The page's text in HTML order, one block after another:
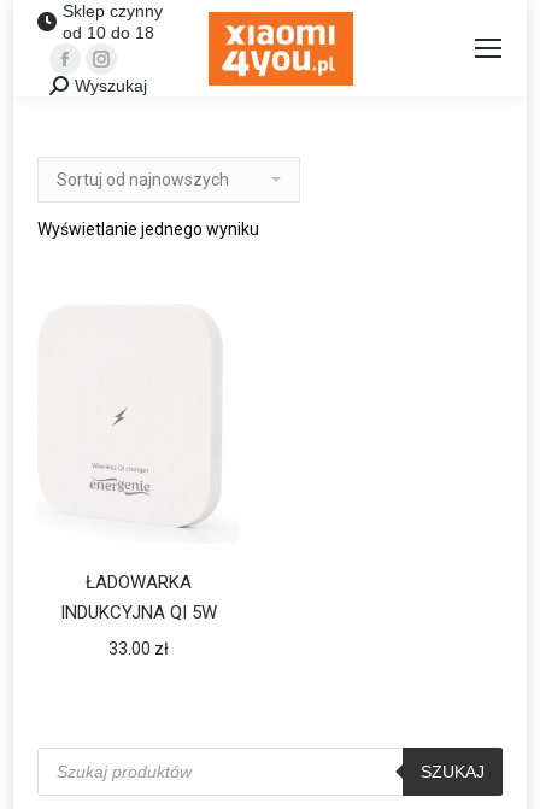
Sklep czynny
od 10 do 18
FacebookInstagram
Szukaj:Wyszukaj
Wyświetlanie jednego wyniku
ŁADOWARKA
INDUKCYJNA QI 5W
33.00 zł
Wyszukiwarka
produktów
SZUKAJ